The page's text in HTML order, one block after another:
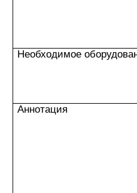
Необходимое
Аннотация